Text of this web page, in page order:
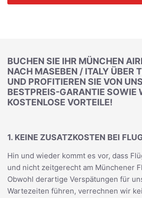
BUCHEN SIE IHR MÜNCHEN
NACH MASEBEN / ITALY ÜBER
UND PROFITIEREN SIE VON
BESTPREIS-GARANTIE SOWIE
KOSTENLOSE VORTEILE!
1. KEINE ZUSATZKOSTEN BEI
Hin und wieder kommt es vor, dass
und nicht zeitgerecht am Münchener
Obwohl derartige Verspätungen für
Wartezeiten führen, verrechnen wir